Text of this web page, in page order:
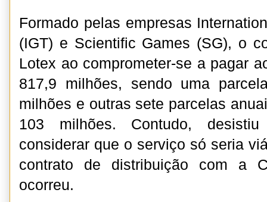
Formado pelas empresas
(IGT) e Scientific Games (SG), o
Lotex ao comprometer-se a pagar
817,9 milhões, sendo uma
milhões e outras sete parcelas
103 milhões. Contudo,
considerar que o serviço só seria
contrato de distribuição com a
ocorreu.